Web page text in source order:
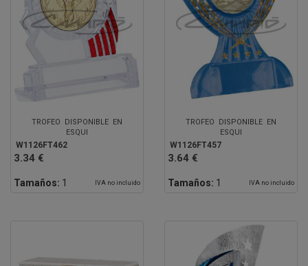
TROFEO DISPONIBLE EN
ESQUI
W1126FT462
3.34 €
Tamaños: 1 IVA no incluido
TROFEO DISPONIBLE EN
ESQUI
W1126FT457
3.64 €
Tamaños: 1 IVA no incluido